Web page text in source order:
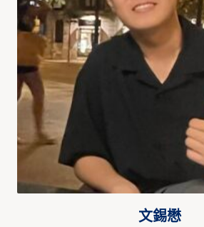
文錫懋